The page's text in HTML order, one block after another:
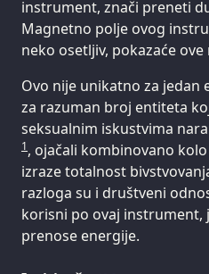
instrument, znači preneti
Magnetno polje ovog
neko osetljiv, pokazaće
Ovo nije unikatno za jedan
za razuman broj entiteta
seksualnim iskustvima
1, ojačali kombinovano
izraze totalnost
razloga su i društveni
korisni po ovaj instrument,
prenose energije.